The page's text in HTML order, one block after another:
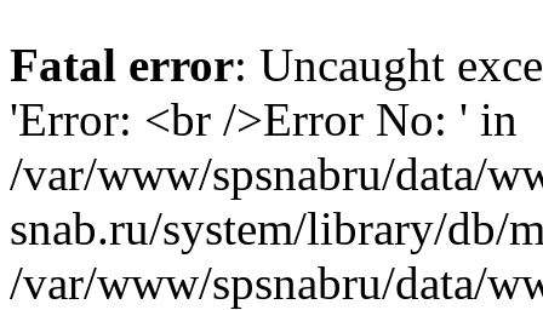
Fatal error: Uncaught
'Error: <br />Error No: ' in
/var/www/spsnabru/data/
snab.ru/system/library/db/
/var/www/spsnabru/data/